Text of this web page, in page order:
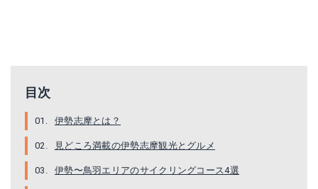
目次
伊勢志摩とは？
見どころ満載の伊勢志摩観光とグルメ
伊勢〜鳥羽エリアのサイクリングコース4選